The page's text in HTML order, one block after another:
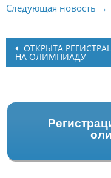
Следующая новость →
Post
navigation
ОТКРЫТА
НА ОЛИМПИАДУ